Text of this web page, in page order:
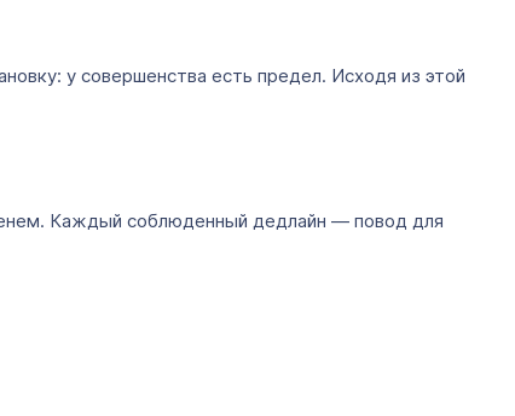
у совершенства есть предел. Исходя из этой
Каждый соблюденный дедлайн — повод для